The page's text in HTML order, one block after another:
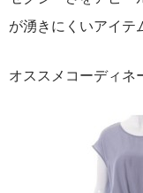
が湧きにくいアイテ
オススメコーディネ